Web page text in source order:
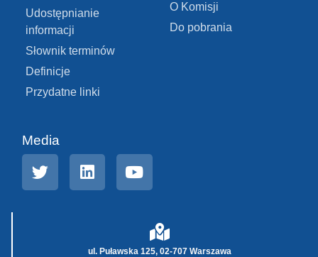
Udostępnianie
informacji
Słownik terminów
Definicje
Przydatne linki
O Komisji
Do pobrania
Media
ul. Puławska 125, 02-707 Warszawa